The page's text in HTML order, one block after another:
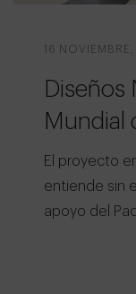
16 NOVIEMBRE,
Diseños
Mundial
El proyecto
entiende sin
apoyo del